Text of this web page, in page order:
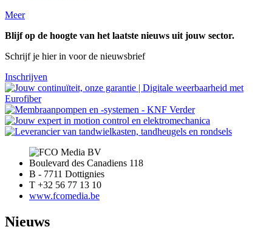
Meer
Blijf op de hoogte van het laatste nieuws uit jouw sector.
Schrijf je hier in voor de nieuwsbrief
Inschrijven
Boulevard des Canadiens 118
B - 7711 Dottignies
T +32 56 77 13 10
www.fcomedia.be
Nieuws